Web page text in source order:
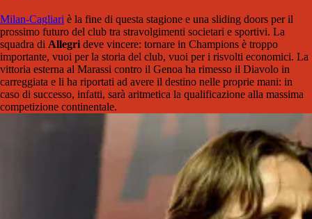
Milan-Cagliari è la fine di questa stagione e una sliding doors per il
prossimo futuro del club tra stravolgimenti societari e sportivi. La
squadra di Allegri deve vincere: tornare in Champions è troppo
importante, vuoi per la storia del club, vuoi per i risvolti economici. La
vittoria esterna al Marassi contro il Genoa ha rimesso il Diavolo in
carreggiata e li ha riportati ad avere il destino nelle proprie mani: in
caso di successo, infatti, sarà aritmetica la qualificazione alla massima
competizione continentale.